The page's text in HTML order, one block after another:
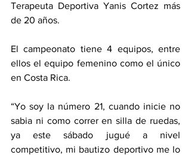
Terapeuta Deportiva Yanis Cortez más
de 20 años.
El campeonato tiene 4 equipos, entre
ellos el equipo femenino como el único
en Costa Rica.
“Yo soy la número 21, cuando inicie no
sabia ni como correr en silla de ruedas,
ya este sábado jugué a nivel
competitivo, mi bautizo deportivo me lo